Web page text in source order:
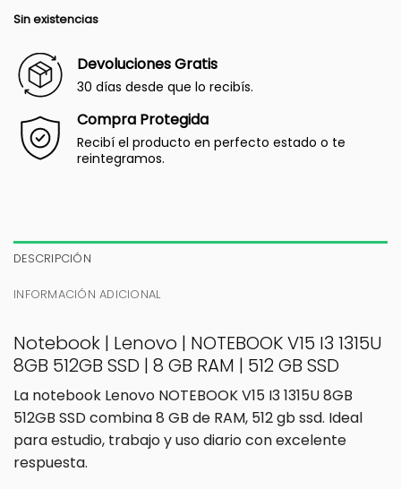
Sin existencias
Devoluciones Gratis
30 días desde que lo recibís.
Compra Protegida
Recibí el producto en perfecto estado o te
reintegramos.
DESCRIPCIÓN
INFORMACIÓN ADICIONAL
Notebook | Lenovo | NOTEBOOK V15 I3 1315U
8GB 512GB SSD | 8 GB RAM | 512 GB SSD
La notebook Lenovo NOTEBOOK V15 I3 1315U 8GB
512GB SSD combina 8 GB de RAM, 512 gb ssd. Ideal
para estudio, trabajo y uso diario con excelente
respuesta.